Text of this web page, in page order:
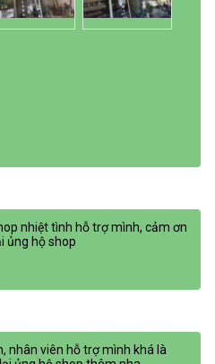
nhiệt tình hỗ trợ mình, cảm ơn
ủng hộ shop
nhân viên hỗ trợ mình khá là